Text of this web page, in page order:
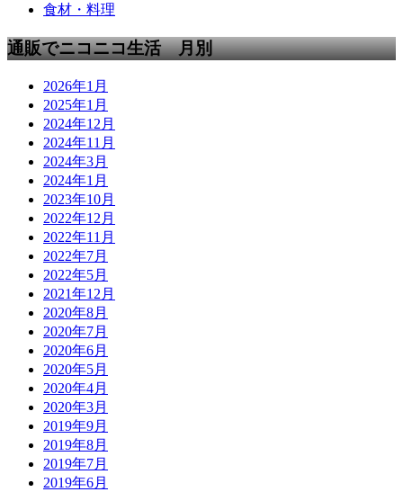
食材・料理
通販でニコニコ生活 月別
2026年1月
2025年1月
2024年12月
2024年11月
2024年3月
2024年1月
2023年10月
2022年12月
2022年11月
2022年7月
2022年5月
2021年12月
2020年8月
2020年7月
2020年6月
2020年5月
2020年4月
2020年3月
2019年9月
2019年8月
2019年7月
2019年6月